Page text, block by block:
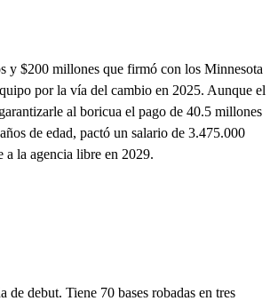
y $200 millones que firmó con los Minnesota
por la vía del cambio en 2025. Aunque el
al boricua el pago de 40.5 millones
de edad, pactó un salario de 3.475.000
a la agencia libre en 2029.
debut. Tiene 70 bases robadas en tres